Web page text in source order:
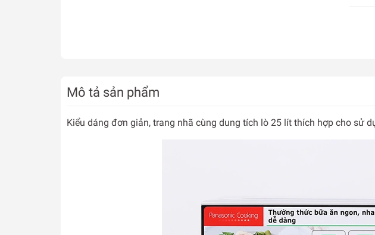
Mô tả sản phẩm
Kiểu dáng đơn giản, trang nhã cùng dung tích lò 25 lít thích hợp cho sử